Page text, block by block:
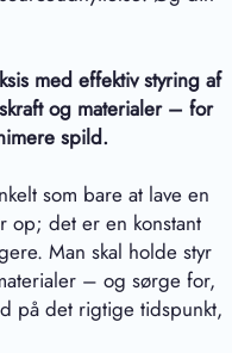
med effektiv styring af
og materialer – for
spild.
som bare at lave en
op; det er en konstant
Man skal holde styr
– og sørge for,
på det rigtige tidspunkt,